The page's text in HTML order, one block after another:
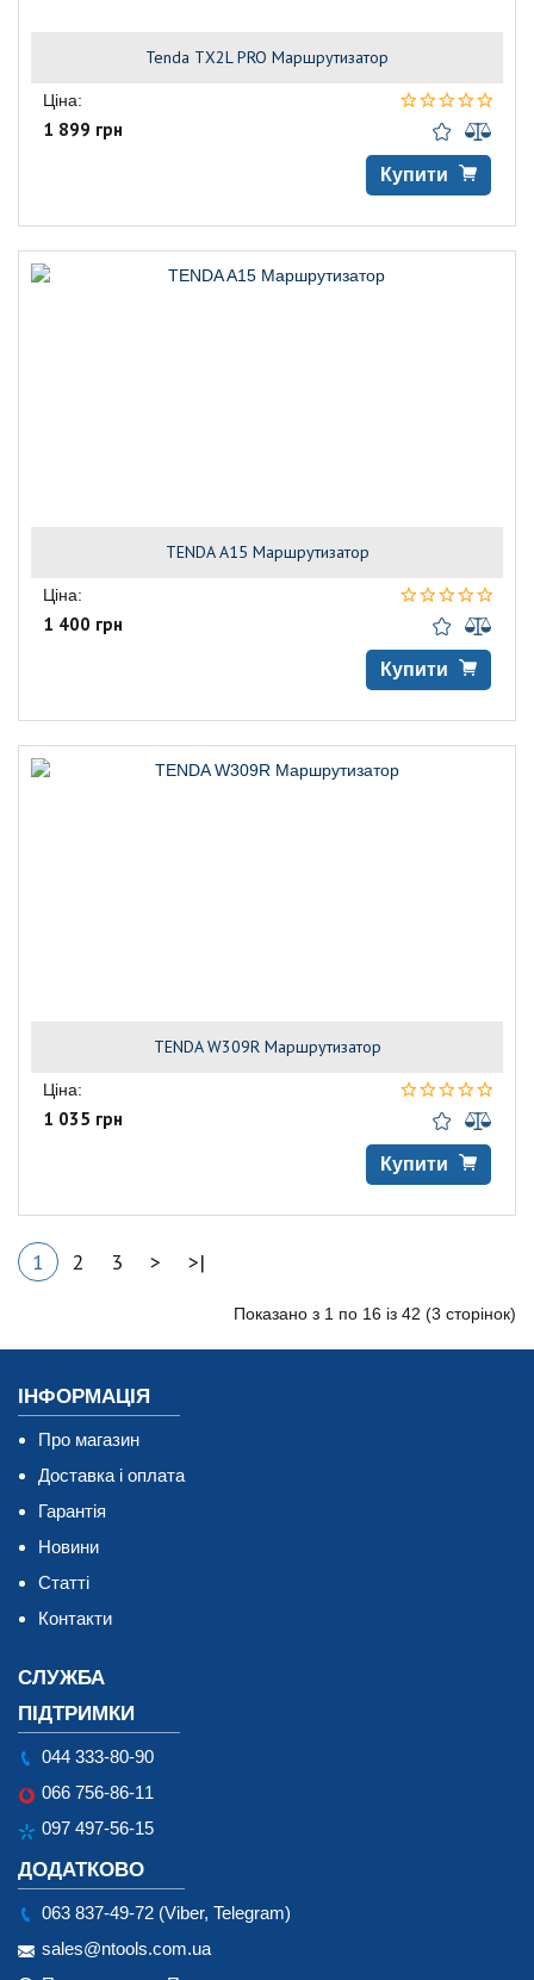
Tenda TX2L PRO Маршрутизатор
Ціна:
1 899 грн
Купити
TENDA A15 Маршрутизатор
Ціна:
1 400 грн
Купити
TENDA W309R Маршрутизатор
Ціна:
1 035 грн
Купити
1 2 3 > >|
Показано з 1 по 16 із 42 (3 сторінок)
ІНФОРМАЦІЯ
Про магазин
Доставка і оплата
Гарантія
Новини
Статті
Контакти
СЛУЖБА
ПІДТРИМКИ
044 333-80-90
066 756-86-11
097 497-56-15
ДОДАТКОВО
063 837-49-72 (Viber, Telegram)
sales@ntools.com.ua